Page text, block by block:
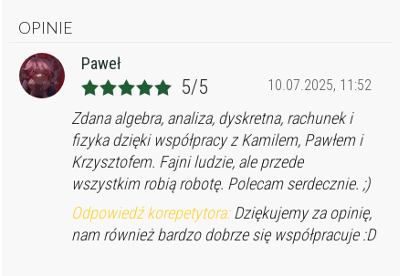
OPINIE
Paweł
10.07.2025, 11:52
5/5
Zdana algebra, analiza, dyskretna, rachunek i
fizyka dzięki współpracy z Kamilem, Pawłem i
Krzysztofem. Fajni ludzie, ale przede
wszystkim robią robotę. Polecam serdecznie. ;)
Odpowiedź korepetytora:Dziękujemy za opinię,
nam również bardzo dobrze się współpracuje :D